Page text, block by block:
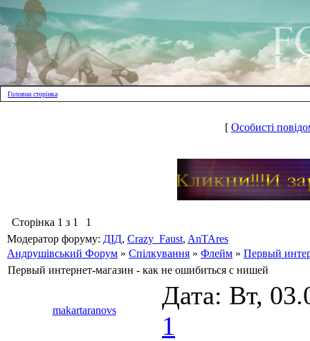
Головна сторінка
[ Особисті
Сторінка 1 з 1
1
Модератор форуму: ДІД, Crazy_Faust, AnTAres
Андрушівський Форум » Спілкування » Флейм » Первый
Первый интернет-магазин - как не ошибиться с нишей
makartaranovs
Дата: Вт,
1